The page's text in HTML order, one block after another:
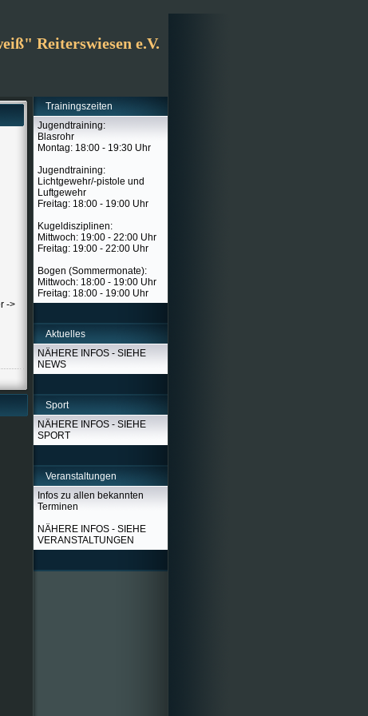
Reiterswiesen e.V.
->
Trainingszeiten
Jugendtraining:
Blasrohr
Montag: 18:00 - 19:30 Uhr
Jugendtraining:
Lichtgewehr/-pistole und
Luftgewehr
Freitag: 18:00 - 19:00 Uhr
Kugeldisziplinen:
Mittwoch: 19:00 - 22:00 Uhr
Freitag: 19:00 - 22:00 Uhr
Bogen (Sommermonate):
Mittwoch: 18:00 - 19:00 Uhr
Freitag: 18:00 - 19:00 Uhr
Aktuelles
NÄHERE INFOS - SIEHE
NEWS
Sport
NÄHERE INFOS - SIEHE
SPORT
Veranstaltungen
Infos zu allen bekannten
Terminen
NÄHERE INFOS - SIEHE
VERANSTALTUNGEN